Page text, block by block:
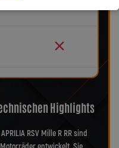
Highlights
RSV Mille R RR sind